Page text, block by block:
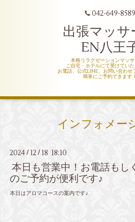
042-649-8589
出張マッサ
EN八王
本格リラクゼーションマッ
ご自宅・ホテルにて受けてい
お電話、公式LINE、お問い合わせ
簡単にご予約できます！
インフォメー
2024 / 12 / 18 18:10
本日も営業中！お電話もし
のご予約が便利です♪
本日はアロマコースの案内です♪